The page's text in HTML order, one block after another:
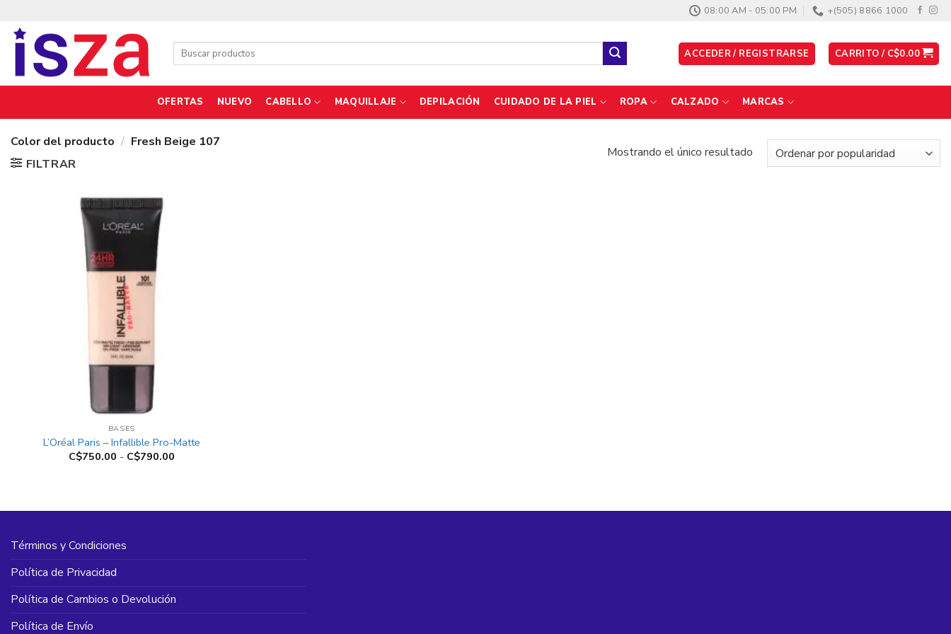
contenido
08:00 AM - 05:00 PM +(505) 8866 1000
Buscar
ACCEDER / REGISTRARSE CARRITO / C$0.00
OFERTAS NUEVO CABELLO MAQUILLAJE DEPILACIÓN CUIDADO DE LA PIEL ROPA CALZADO MARCAS
Color del producto / Fresh Beige 107
FILTRAR
Mostrando el único resultado
BASES
L’Oréal Paris – Infallible Pro-Matte
C$750.00 - C$790.00Rango
C$790.00
Términos y Condiciones
Política de Privacidad
Política de Cambios o Devolución
Política de Envío